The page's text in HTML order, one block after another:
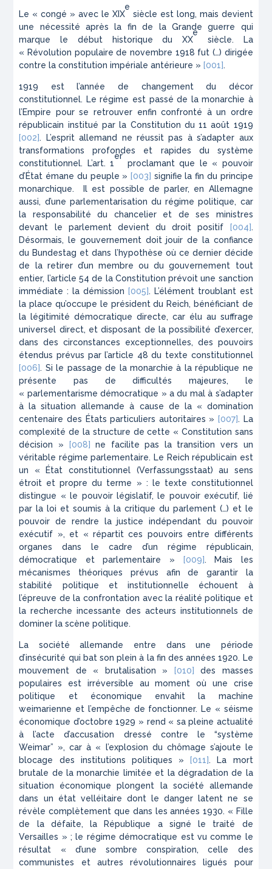
Le « congé » avec le XIX
e
siècle est long, mais devient
une nécessité après la fin de la Grande guerre qui
marque le début historique du XX
e
siècle. La
« Révolution populaire de novembre 1918 fut (…) dirigée
contre la constitution impériale antérieure »[001].
1919 est l’année de changement du décor
constitutionnel. Le régime est passé de la monarchie à
l’Empire pour se retrouver enfin confronté à un ordre
républicain institué par la Constitution du 11 août 1919
[002]. L’esprit allemand ne réussit pas à s’adapter aux
transformations profondes et rapides du système
constitutionnel. L’art. 1
er
proclamant que le « pouvoir
d’État émane du peuple » [003] signifie la fin du principe
monarchique. Il est possible de parler, en Allemagne
aussi, d’une parlementarisation du régime politique, car
la responsabilité du chancelier et de ses ministres
devant le parlement devient du droit positif [004].
Désormais, le gouvernement doit jouir de la confiance
duBundestag et dans l’hypothèse où ce dernier décide
de la retirer d’un membre ou du gouvernement tout
entier, l’article 54 de la Constitution prévoit une sanction
immédiate : la démission [005]. L’élément troublant est
la place qu’occupe le président duReich, bénéficiant de
la légitimité démocratique directe, car élu au suffrage
universel direct, et disposant de la possibilité d’exercer,
dans des circonstances exceptionnelles, des pouvoirs
étendus prévus par l’article 48 du texte constitutionnel
[006]. Si le passage de la monarchie à la république ne
présente pas de difficultés majeures, le
« parlementarisme démocratique » a du mal à s’adapter
à la situation allemande à cause de la « domination
centenaire des États particuliers autoritaires »[007]. La
complexité de la structure de cette « Constitution sans
décision » [008] ne facilite pas la transition vers un
véritable régime parlementaire. Le Reich républicain est
un « État constitutionnel (Verfassungsstaat) au sens
étroit et propre du terme » : le texte constitutionnel
distingue « le pouvoir législatif, le pouvoir exécutif, lié
par la loi et soumis à la critique du parlement (…) et le
pouvoir de rendre la justice indépendant du pouvoir
exécutif », et « répartit ces pouvoirs entre différents
organes dans le cadre d’un régime républicain,
démocratique et parlementaire » [009]. Mais les
mécanismes théoriques prévus afin de garantir la
stabilité politique et institutionnelle échouent à
l’épreuve de la confrontation avec la réalité politique et
la recherche incessante des acteurs institutionnels de
dominer la scène politique.
La société allemande entre dans une période
d’insécurité qui bat son plein à la fin des années 1920. Le
mouvement de « brutalisation » [010] des masses
populaires est irréversible au moment où une crise
politique et économique envahit la machine
weimarienne et l’empêche de fonctionner. Le « séisme
économique d’octobre 1929 » rend « sa pleine actualité
à l’acte d’accusation dressé contre le “système
Weimar” », car à « l’explosion du chômage s’ajoute le
blocage des institutions politiques »[011]. La mort
brutale de la monarchie limitée et la dégradation de la
situation économique plongent la société allemande
dans un état velléitaire dont le danger latent ne se
révèle complètement que dans les années 1930. « Fille
de la défaite, la République a signé le traité de
Versailles » ; le régime démocratique est vu comme le
résultat « d’une sombre conspiration, celle des
communistes et autres révolutionnaires ligués pour